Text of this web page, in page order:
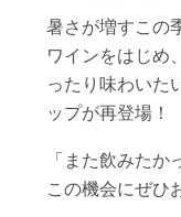
暑さが増すこの
ワインをはじめ
ったり味わいた
ップが再登場！
「また飲みたか
この機会にぜひ